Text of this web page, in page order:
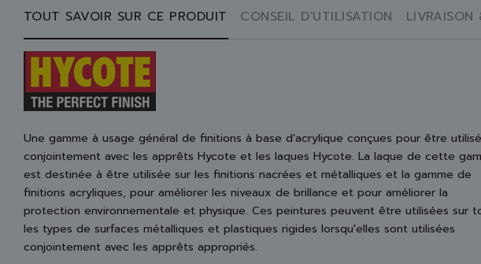
TOUT SAVOIR SUR CE PRODUIT CONSEIL D'UTILISATION LIVRAISON
Une gamme à usage général de finitions à base d'acrylique conçues pour être
conjointement avec les apprêts Hycote et les laques Hycote. La laque de cette
est destinée à être utilisée sur les finitions nacrées et métalliques et la gamme de
finitions acryliques, pour améliorer les niveaux de brillance et pour améliorer la
protection environnementale et physique. Ces peintures peuvent être utilisées sur
les types de surfaces métalliques et plastiques rigides lorsqu'elles sont utilisées
conjointement avec les apprêts appropriés.